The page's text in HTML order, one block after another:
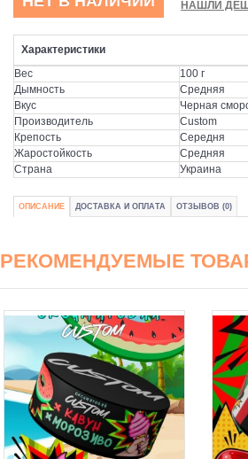
НАШЛИ
Характеристики
Вес
100 г
Дымность
Средняя
Вкус
Черная
Производитель
Custom
Крепость
Середня
Жаростойкость
Средняя
Страна
Украина
ОПИСАНИЕ ДОСТАВКА И ОПЛАТА ОТЗЫВОВ (0)
РЕКОМЕНДУЕМЫЕ